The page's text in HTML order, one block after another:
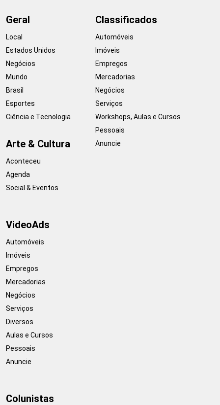
Geral
Local
Estados Unidos
Negócios
Mundo
Brasil
Esportes
Ciência e Tecnologia
Arte & Cultura
Aconteceu
Agenda
Social & Eventos
Classificados
Automóveis
Imóveis
Empregos
Mercadorias
Negócios
Serviços
Workshops, Aulas e Cursos
Pessoais
Anuncie
VideoAds
Automóveis
Imóveis
Empregos
Mercadorias
Negócios
Serviços
Diversos
Aulas e Cursos
Pessoais
Anuncie
Colunistas